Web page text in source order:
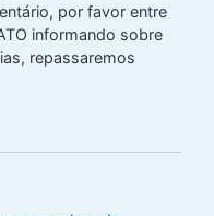
por favor entre
informando sobre
repassaremos